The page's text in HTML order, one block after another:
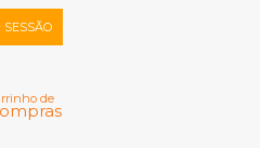
de
SESSÃO